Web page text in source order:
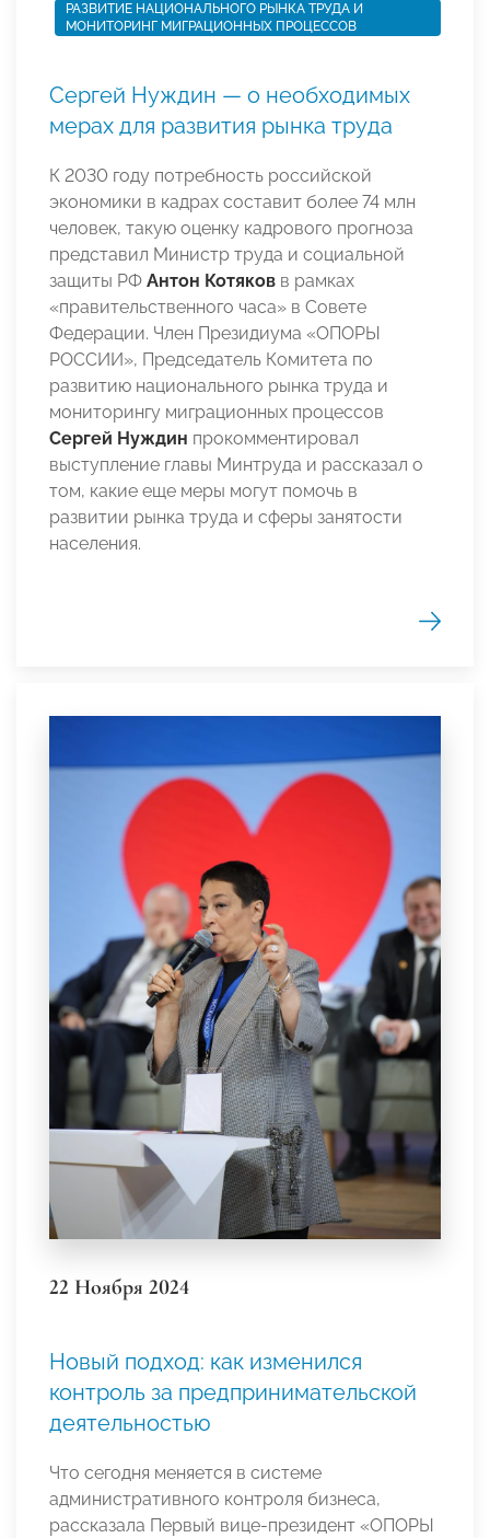
РАЗВИТИЕ НАЦИОНАЛЬНОГО РЫНКА ТРУДА И
МОНИТОРИНГ МИГРАЦИОННЫХ ПРОЦЕССОВ
Сергей Нуждин — о необходимых
мерах для развития рынка труда
К 2030 году потребность российской
экономики в кадрах составит более 74 млн
человек, такую оценку кадрового прогноза
представил Министр труда и социальной
защиты РФ Антон Котяков в рамках
«правительственного часа» в Совете
Федерации. Член Президиума «ОПОРЫ
РОССИИ», Председатель Комитета по
развитию национального рынка труда и
мониторингу миграционных процессов
Сергей Нуждин прокомментировал
выступление главы Минтруда и рассказал о
том, какие еще меры могут помочь в
развитии рынка труда и сферы занятости
населения.
22 Ноября 2024
Новый подход: как изменился
контроль за предпринимательской
деятельностью
Что сегодня меняется в системе
административного контроля бизнеса,
рассказала Первый вице-президент «ОПОРЫ